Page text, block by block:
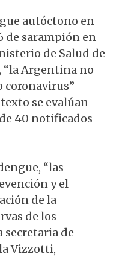
autóctono en
de sarampión en
de Salud de
“la Argentina no
coronavirus”
se evalúan
40 notificados
“las
y el
de la
de los
secretaria de
Vizzotti,